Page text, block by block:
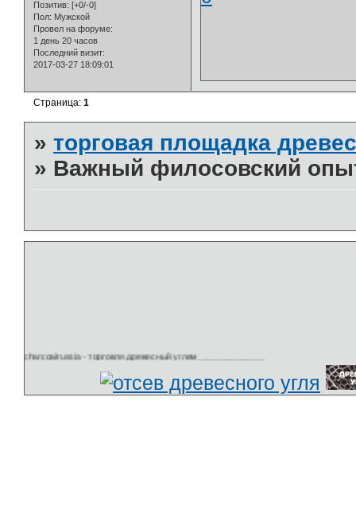
Позитив: [+0/-0]
Пол: Мужской
Провел на форуме:
1 день 20 часов
Последний визит:
2017-03-27 18:09:01
Страница:1
»торговая площадка
» Важный филосовский
- торговля древесный углем______________